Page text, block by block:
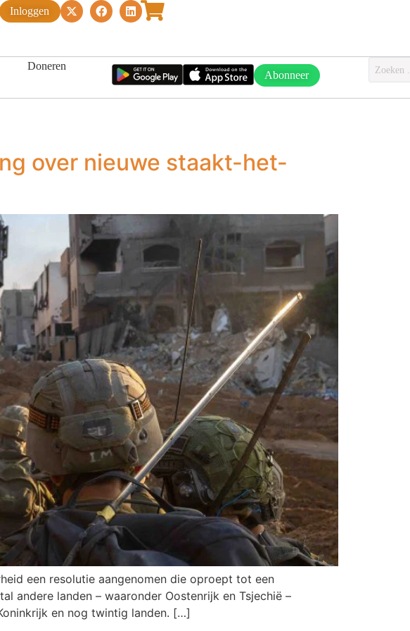
Inloggen
Doneren
Abonneer
over nieuwe staakt-het-
een resolutie aangenomen die oproept tot een
andere landen – waaronder Oostenrijk en Tsjechië –
en nog twintig landen. […]